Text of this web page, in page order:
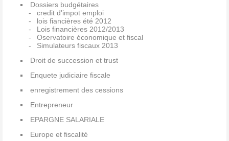
Dossiers budgétaires
credit d'impot emploi
lois fiancières été 2012
Lois financières 2012/2013
Oservatoire économique et fiscal
Simulateurs fiscaux 2013
Droit de succession et trust
Enquete judiciaire fiscale
enregistrement des cessions
Entrepreneur
EPARGNE SALARIALE
Europe et fiscalité